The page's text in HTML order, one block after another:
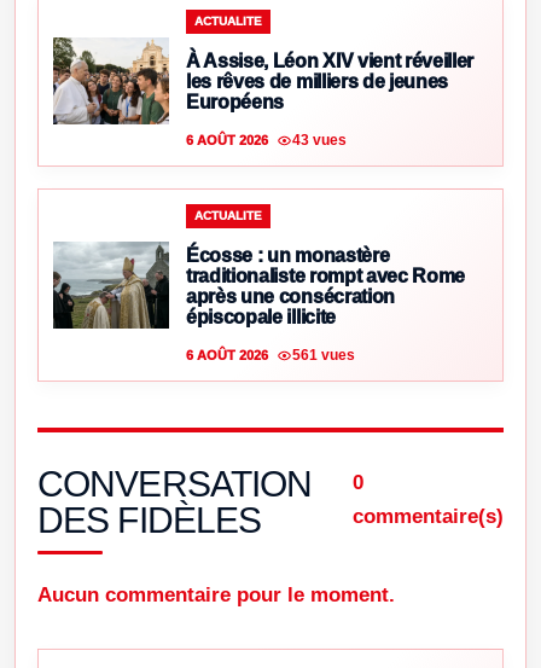
ACTUALITE
À Assise, Léon XIV vient réveiller
les rêves de milliers de jeunes
Européens
6 AOÛT 2026 43 vues
ACTUALITE
Écosse : un monastère
traditionaliste rompt avec Rome
après une consécration
épiscopale illicite
6 AOÛT 2026 561 vues
CONVERSATION
DES FIDÈLES
0
commentaire(s)
Aucun commentaire pour le moment.